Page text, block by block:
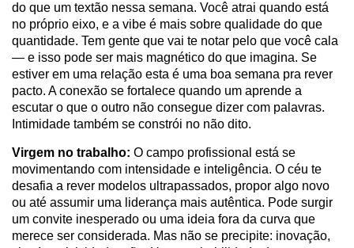
do que um textão nessa semana. Você atrai quando está
no próprio eixo, e a vibe é mais sobre qualidade do que
quantidade. Tem gente que vai te notar pelo que você cala
— e isso pode ser mais magnético do que imagina. Se
estiver em uma relação esta é uma boa semana pra rever
pacto. A conexão se fortalece quando um aprende a
escutar o que o outro não consegue dizer com palavras.
Intimidade também se constrói no não dito.
Virgem no trabalho: O campo profissional está se
movimentando com intensidade e inteligência. O céu te
desafia a rever modelos ultrapassados, propor algo novo
ou até assumir uma liderança mais autêntica. Pode surgir
um convite inesperado ou uma ideia fora da curva que
merece ser considerada. Mas não se precipite: inovação,